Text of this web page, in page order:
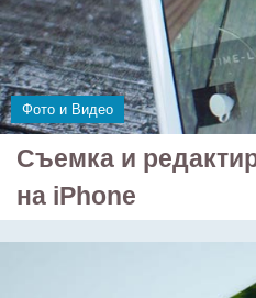
Фото и Видео
Съемка и
на iPhone